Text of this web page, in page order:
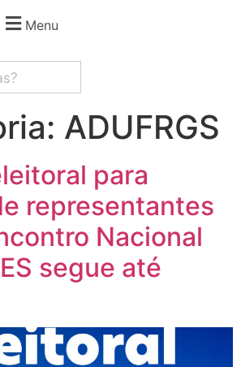
Menu
ADUFRGS
para
representantes
Nacional
segue até